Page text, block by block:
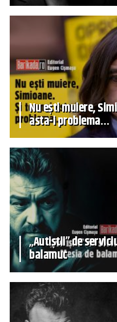
Nu ești muiere,
asta-i problema…
„Autiștii” de
balamuc